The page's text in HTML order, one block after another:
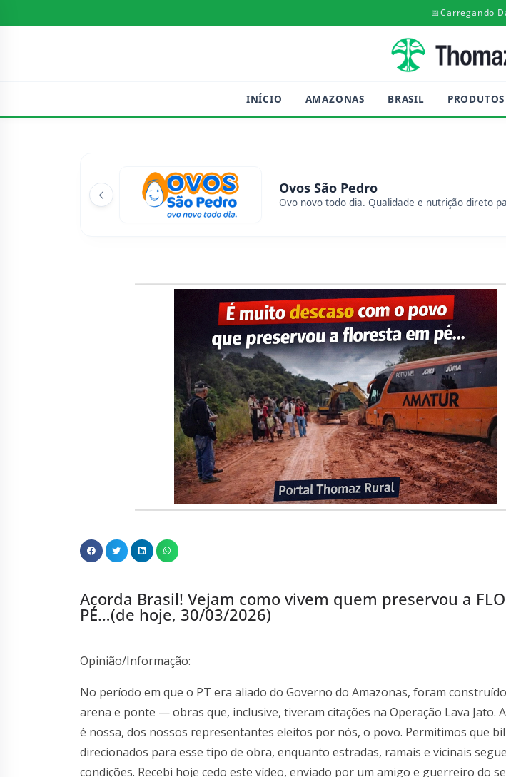
📅Carregando
INÍCIO AMAZONAS BRASIL
Ovos São Pedro
Ovo novo todo dia. Qualidade e nutrição direto
Acorda Brasil! Vejam como vivem quem preservou a
PÉ…(de hoje, 30/03/2026)
Opinião/Informação:
No período em que o PT era aliado do Governo do Amazonas, foram
arena e ponte — obras que, inclusive, tiveram citações na Operação Lava Jato.
é nossa, dos nossos representantes eleitos por nós, o povo. Permitimos que
direcionados para esse tipo de obra, enquanto estradas, ramais e vicinais
condições. Recebi hoje cedo este vídeo, enviado por um amigo e guerreiro do